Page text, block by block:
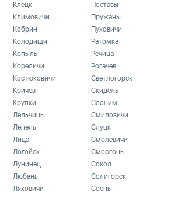
Клецк
Климовичи
Кобрин
Колодищи
Копыль
Кореличи
Костюковичи
Кричев
Крупки
Лельчицы
Лепель
Лида
Логойск
Лунинец
Любань
Ляховичи
Поставы
Пружаны
Пуховичи
Ратомка
Речица
Рогачев
Светлогорск
Скидель
Слоним
Смиловичи
Слуцк
Смолевичи
Сморгонь
Сокол
Солигорск
Сосны